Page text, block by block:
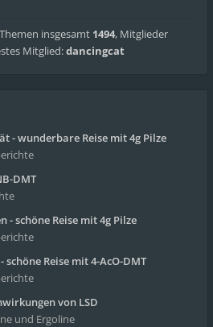
Themen insgesamt 1494, Mitglieder
Mitglied:dancingcat
- wunderbare Reise mit 4g Pilze
DMT
- schöne Reise mit 4g Pilze
schöne Reise mit 4-AcO-DMT
von LSD
und Ergoline